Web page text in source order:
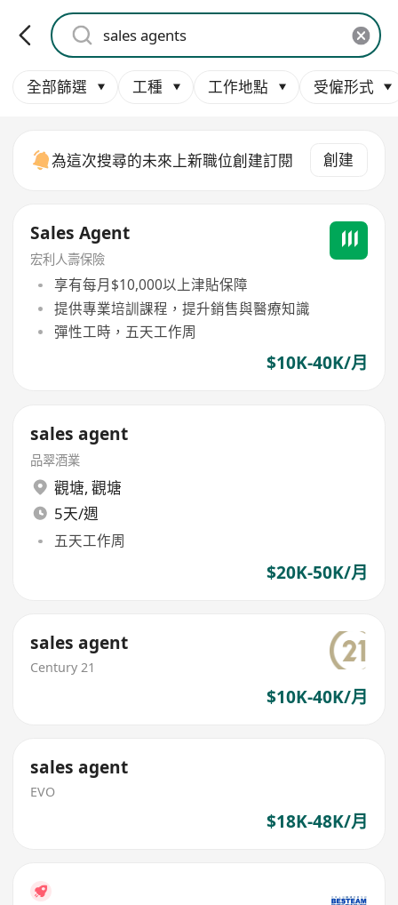
全部篩選 工種 工作地點 受僱形式
為這次搜尋的未來上新職位創建訂閱 創建
Sales Agent
宏利人壽保險
享有每月$10,000以上津貼保障
提供專業培訓課程，提升銷售與醫療知識
彈性工時，五天工作周
$10K-40K/月
sales agent
品翠酒業
觀塘, 觀塘
5天/週
五天工作周
$20K-50K/月
sales agent
Century 21
$10K-40K/月
sales agent
EVO
$18K-48K/月